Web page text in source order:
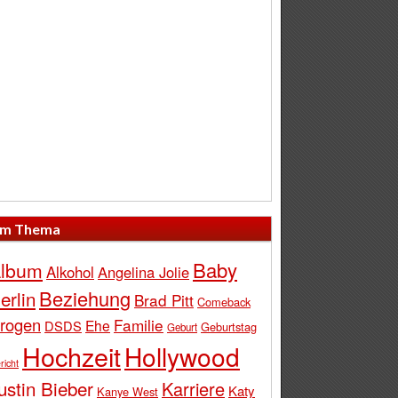
Thema
Alkohol Angelina Jolie Baby
Beziehung Brad Pitt Comeback
DSDS Ehe Familie Geburt Geburtstag
HochzeitHollywood
Bieber Kanye West Karriere Katy